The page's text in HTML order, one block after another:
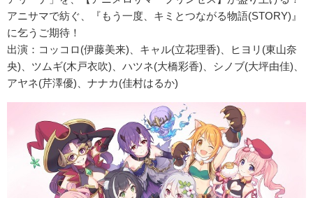
アニサマで紡ぐ、『もう一度、キミとつながる物語(STORY)』
に乞うご期待！
出演：コッコロ(伊藤美来)、キャル(立花理香)、ヒヨリ(東山奈
央)、ツムギ(木戸衣吹)、ハツネ(大橋彩香)、シノブ(大坪由佳)、
アヤネ(芹澤優)、ナナカ(佳村はるか)